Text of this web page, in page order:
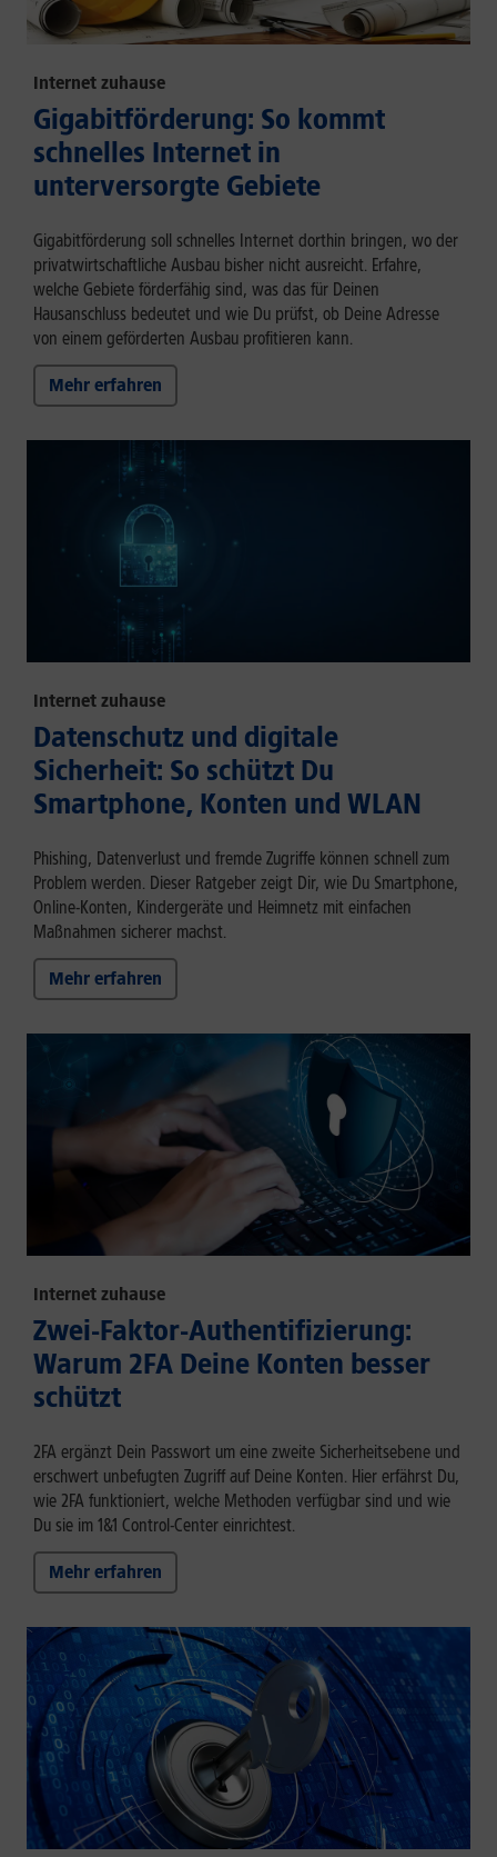
Internet zuhause
Gigabitförderung: So kommt
schnelles Internet in
unterversorgte Gebiete
Gigabitförderung soll schnelles Internet dorthin bringen, wo der
privatwirtschaftliche Ausbau bisher nicht ausreicht. Erfahre,
welche Gebiete förderfähig sind, was das für Deinen
Hausanschluss bedeutet und wie Du prüfst, ob Deine Adresse
von einem geförderten Ausbau profitieren kann.
Mehr erfahren
Internet zuhause
Datenschutz und digitale
Sicherheit: So schützt Du
Smartphone, Konten und WLAN
Phishing, Datenverlust und fremde Zugriffe können schnell zum
Problem werden. Dieser Ratgeber zeigt Dir, wie Du Smartphone,
Online-Konten, Kindergeräte und Heimnetz mit einfachen
Maßnahmen sicherer machst.
Mehr erfahren
Internet zuhause
Zwei-Faktor-Authentifizierung:
Warum 2FA Deine Konten besser
schützt
2FA ergänzt Dein Passwort um eine zweite Sicherheitsebene und
erschwert unbefugten Zugriff auf Deine Konten. Hier erfährst Du,
wie 2FA funktioniert, welche Methoden verfügbar sind und wie
Du sie im 1&1 Control-Center einrichtest.
Mehr erfahren